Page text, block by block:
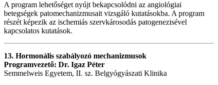
A program lehetőséget nyújt bekapcsolódni az angiológiai
betegségek patomechanizmusait vizsgáló kutatásokba. A program
részét képezik az ischemiás szervkárosodás patogenezisével
kapcsolatos kutatások.
13. Hormonális szabályozó mechanizmusok
Programvezető: Dr. Igaz Péter
Semmelweis Egyetem, II. sz. Belgyógyászati Klinika